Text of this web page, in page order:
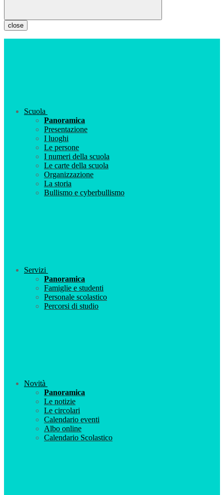
close
Scuola
Panoramica
Presentazione
I luoghi
Le persone
I numeri della scuola
Le carte della scuola
Organizzazione
La storia
Bullismo e cyberbullismo
Servizi
Panoramica
Famiglie e studenti
Personale scolastico
Percorsi di studio
Novità
Panoramica
Le notizie
Le circolari
Calendario eventi
Albo online
Calendario Scolastico